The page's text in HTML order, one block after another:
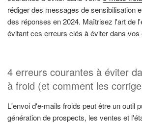
rédiger des messages de sensibilisation
des réponses en 2024. Maîtrisez l'art de
évitant ces erreurs clés à éviter dans vos
4 erreurs courantes à éviter
à froid (et comment les
L'envoi d'e-mails froids peut être un outil
génération de prospects, les ventes et